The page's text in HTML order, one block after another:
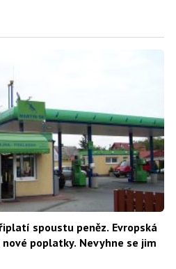
spoustu peněz. Evropská
poplatky. Nevyhne se jim